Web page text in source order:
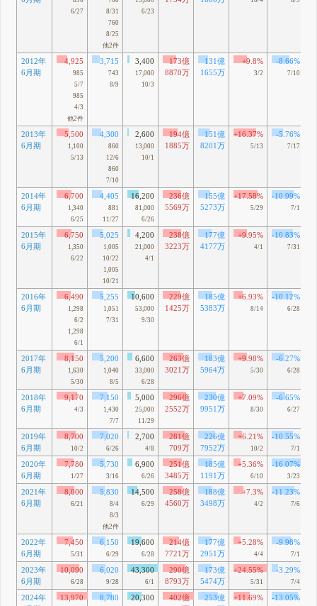
6/27
8/31
760
8/25
他2件
6/23
2012年
6月期
4,925
985
5/7
985
4/3
他2件
3,715
743
8/9
3,400
17,000
10/3
173億
8870万
131億
1655万
+9.8%
3/2
-8.66%
7/10
2013年
6月期
5,500
1,100
5/13
4,300
860
12/6
860
7/10
2,600
13,000
10/1
194億
1885万
151億
8201万
+16.37%
5/13
-5.76%
7/17
2014年
6月期
6,700
1,340
6/25
4,405
881
11/27
16,200
81,000
6/26
236億
5569万
155億
5273万
+17.58%
5/29
-10.99%
7/1
2015年
6月期
6,750
1,350
6/22
5,025
1,005
10/22
1,005
10/21
4,200
21,000
4/1
238億
3223万
177億
4177万
+9.95%
4/1
-10.83%
7/31
2016年
6月期
6,490
1,298
6/2
1,298
6/1
5,255
1,051
7/31
10,600
53,000
9/30
229億
1425万
185億
5383万
+6.93%
8/14
-10.12%
6/28
2017年
6月期
8,150
1,630
5/30
5,200
1,040
8/5
6,600
33,000
6/28
263億
3021万
183億
5964万
+9.98%
5/30
-6.27%
6/28
2018年
6月期
9,170
4/3
7,150
1,430
7/7
5,000
25,000
11/29
296億
2552万
230億
9951万
+7.09%
8/30
-6.65%
6/27
2019年
6月期
8,700
10/2
7,020
6/26
2,700
4/8
281億
709万
226億
7952万
+6.21%
10/2
-10.55%
7/1
2020年
6月期
7,780
1/27
5,730
3/16
6,900
6/26
251億
3485万
185億
1191万
+5.36%
6/10
-16.07%
3/23
2021年
6月期
8,000
6/21
5,830
8/4
8/3
他2件
14,500
6/29
258億
4560万
188億
3498万
+7.3%
4/2
-11.23%
7/6
2022年
6月期
7,450
5/31
6,150
6/29
19,600
6/28
214億
7721万
177億
2951万
+5.28%
4/4
-9.98%
7/1
2023年
6月期
10,090
6/28
6,020
9/28
43,300
6/1
290億
8793万
173億
5474万
+24.55%
5/31
-3.29%
7/4
2024年
13,970 8,780 20,300
402億
253億
+11.69% -13.05%